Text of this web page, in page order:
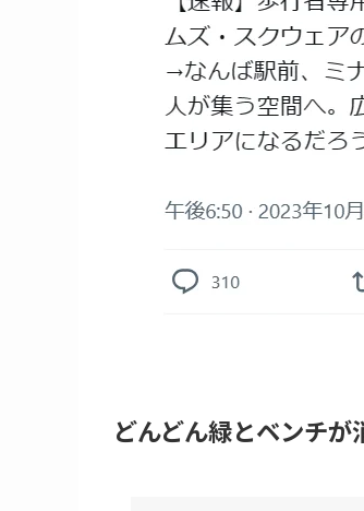
どんどん緑とベンチ